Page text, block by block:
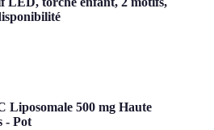
500 mg Haute
- Pot